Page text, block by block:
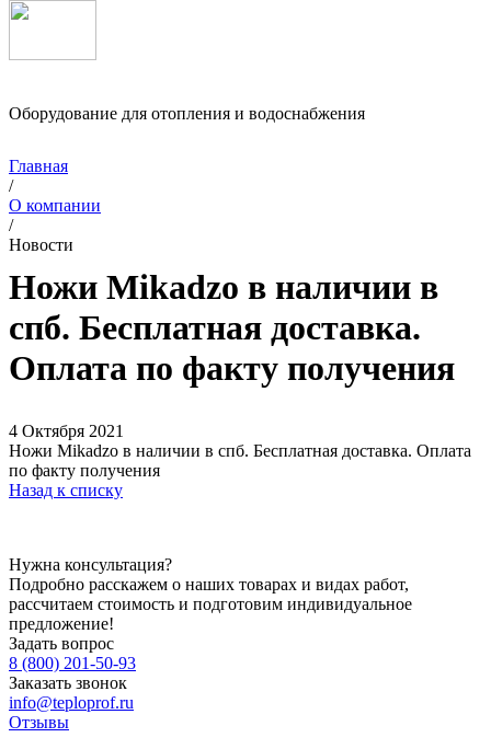
Оборудование для отопления и водоснабжения
Главная
/
О компании
/
Новости
Ножи Mikadzo в наличии в
спб. Бесплатная доставка.
Оплата по факту получения
4 Октября 2021
Ножи Mikadzo в наличии в спб. Бесплатная доставка. Оплата
по факту получения
Назад к списку
Нужна консультация?
Подробно расскажем о наших товарах и видах работ,
рассчитаем стоимость и подготовим индивидуальное
предложение!
Задать вопрос
8 (800) 201-50-93
Заказать звонок
info@teploprof.ru
Отзывы